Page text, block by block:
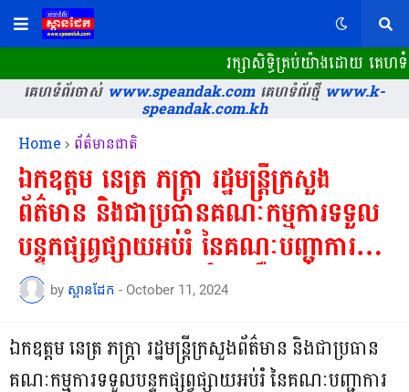
រក្សាសិទ្ធិគ្រប់យ៉ាងដោយ គេហទំ
គេហទំព័រចាស់www.speandak.comគេហទំព័រថ្មីwww.k-
speandak.com.kh
Home ព័ត៌មានជាតិ
ឯកឧត្តម នេត្រ ភក្ត្រា រដ្ឋមន្ត្រីក្រសួង
ព័ត៌មាន និងជាប្រធានគណៈកម្មការទទួល
បន្ទុកផ្សព្វផ្សាយអប់រំ នៃគណៈបញ្ជាការ
យុទ្ធនាការប្រយុទ្ធប្រឆាំងគ្រឿងញៀនខុស
ច្បាប់ អញ្ជើញដឹកនាំកិច្ចប្រជុំជាមួយក្រុម
ការងារប្រឆាំងគ្រឿងញៀន...
by ស្ពានដែក - October 11, 2024
ឯកឧត្តម នេត្រ ភក្ត្រា រដ្ឋមន្ត្រីក្រសួងព័ត៌មាន និងជាប្រធាន
គណៈកម្មការទទួលបន្ទុកផ្សព្វផ្សាយអប់រំ នៃគណៈបញ្ជាការ